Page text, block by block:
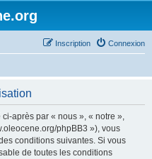
Connexion
Inscription
après par « nous », « notre »,
phpBB3 »), vous
conditions suivantes. Si vous
de toutes les conditions